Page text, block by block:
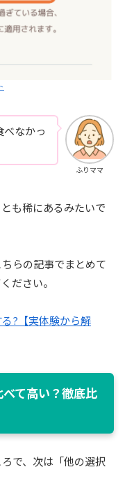
ふりママ
なかっ
も稀にあるみたいで
らの記事でまとめて
ださい。
?【実体験から解
て高い？徹底比
で、次は「他の選択